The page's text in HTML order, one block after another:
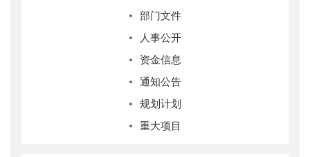
部门文件
人事公开
资金信息
通知公告
规划计划
重大项目